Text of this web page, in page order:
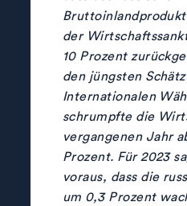
der
10 Prozent
den jüngsten
Internationalen
schrumpfte die
vergangenen Jahr
Prozent. Für 2023
voraus, dass die
um 0,3 Prozent